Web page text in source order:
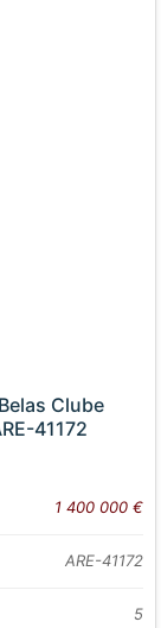
Clube
41172
1 400 000 €
ARE-41172
5